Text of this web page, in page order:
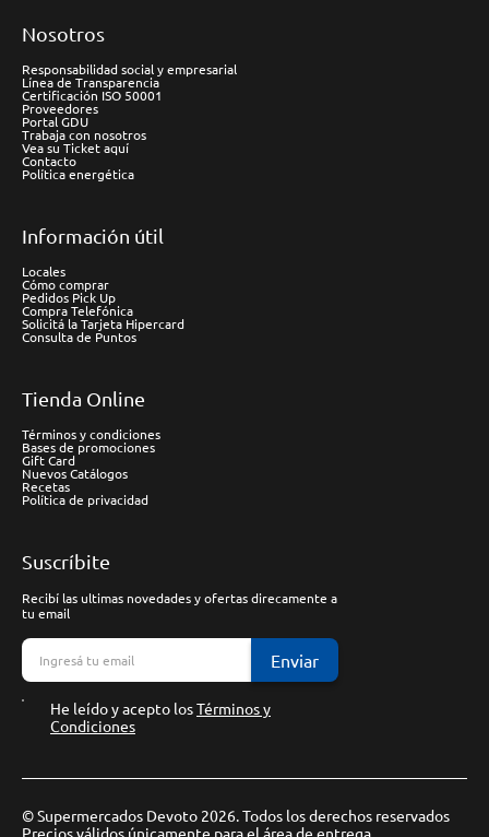
Nosotros
Responsabilidad social y empresarial
Línea de Transparencia
Certificación ISO 50001
Proveedores
Portal GDU
Trabaja con nosotros
Vea su Ticket aquí
Contacto
Política energética
Información útil
Locales
Cómo comprar
Pedidos Pick Up
Compra Telefónica
Solicitá la Tarjeta Hipercard
Consulta de Puntos
Tienda Online
Términos y condiciones
Bases de promociones
Gift Card
Nuevos Catálogos
Recetas
Política de privacidad
Suscríbite
Recibí las ultimas novedades y ofertas direcamente a
tu email
Enviar
He leído y acepto losTérminos y
Condiciones
© Supermercados Devoto 2026. Todos los derechos reservados
Precios válidos únicamente para el área de entrega.